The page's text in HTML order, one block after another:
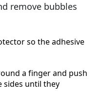
追加
セル コメントを投稿
remove bubbles
so the adhesive
a finger and push
sides until they